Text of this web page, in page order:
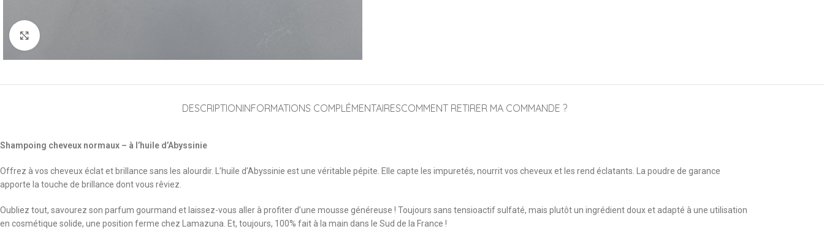
DESCRIPTIONINFORMATIONS COMPLÉMENTAIRESCOMMENT RETIRER MA COMMANDE ?
Shampoing cheveux normaux – à l’huile d’Abyssinie
Offrez à vos cheveux éclat et brillance sans les alourdir. L’huile d’Abyssinie est une véritable pépite. Elle capte les impuretés, nourrit vos cheveux et les rend éclatants. La poudre de garance
apporte la touche de brillance dont vous rêviez.
Oubliez tout, savourez son parfum gourmand et laissez-vous aller à profiter d’une mousse généreuse ! Toujours sans tensioactif sulfaté, mais plutôt un ingrédient doux et adapté à une utilisation
en cosmétique solide, une position ferme chez Lamazuna. Et, toujours, 100% fait à la main dans le Sud de la France !